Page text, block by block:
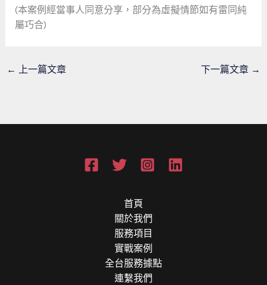
(本案例經當事人同意分享，部分為虛擬情節如有雷同純
屬巧合)
← 上一篇文章 下一篇文章 →
首頁
關於我們
服務項目
實戰案例
全台服務據點
連繫我們